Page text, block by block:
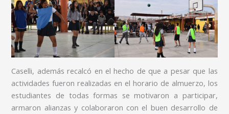
Caselli, además recalcó en el hecho de que a pesar que las
actividades fueron realizadas en el horario de almuerzo, los
estudiantes de todas formas se motivaron a participar,
armaron alianzas y colaboraron con el buen desarrollo de